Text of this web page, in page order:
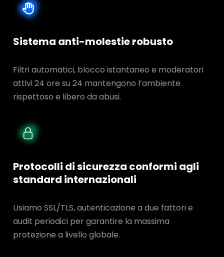
Sistema anti-molestie robusto
Filtri automatici, blocco istantaneo e moderatori
attivi 24 ore su 24 mantengono l’ambiente
rispettoso e libero da abusi.
Protocolli di sicurezza conformi agli
standard internazionali
Usiamo SSL/TLS, autenticazione a due fattori e
audit periodici per garantire la massima
protezione a livello globale.